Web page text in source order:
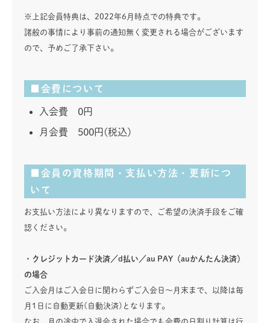
※上記会員特典は、2022年6月時点での特典です。
諸般の事情により事前の通知無く変更される場合がございます
ので、予めご了承下さい。
■会費について
入会費 0円
月会費 500円(税込)
■会員の資格期間・支払い方法・更新につ
いて
お支払い方法により異なりますので、ご希望の決済手段をご確
認ください。
・クレジットカード決済／d払い／au PAY（auかんたん決済）
の場合
ご入会月はご入会日に関わらずご入会日～月末まで、以降は毎
月1日に自動更新(自動決済)となります。